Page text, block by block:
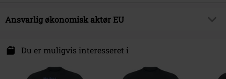
Licens
Steven Rhodes
Produkttype Ølbrik
Ansvarlig økonomisk aktør EU
Walter-Gropius-Allee 1
Du er muligvis interesseret i